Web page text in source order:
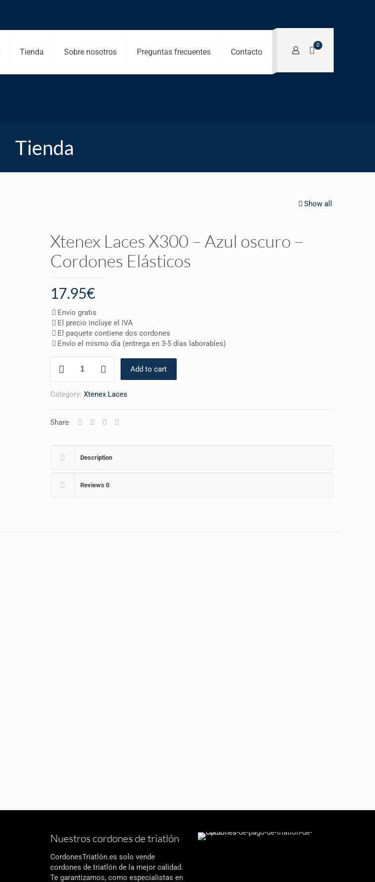
Tienda Sobre nosotros Preguntas frecuentes Contacto
0
Tienda
Show all
Xtenex Laces X300 – Azul oscuro –
Cordones Elásticos
17.95€
Envío gratis
El precio incluye el IVA
El paquete contiene dos cordones
Envío el mismo día (entrega en 3-5 días laborables)
Laces
–
-
Elásticos
quantity
Add to cart
Category: Xtenex Laces
Share
Description
Reviews 0
Nuestros cordones de triatlón
CordonesTriatlón.es solo vende
cordones de triatlón de la mejor calidad.
Te garantizamos, como especialistas en